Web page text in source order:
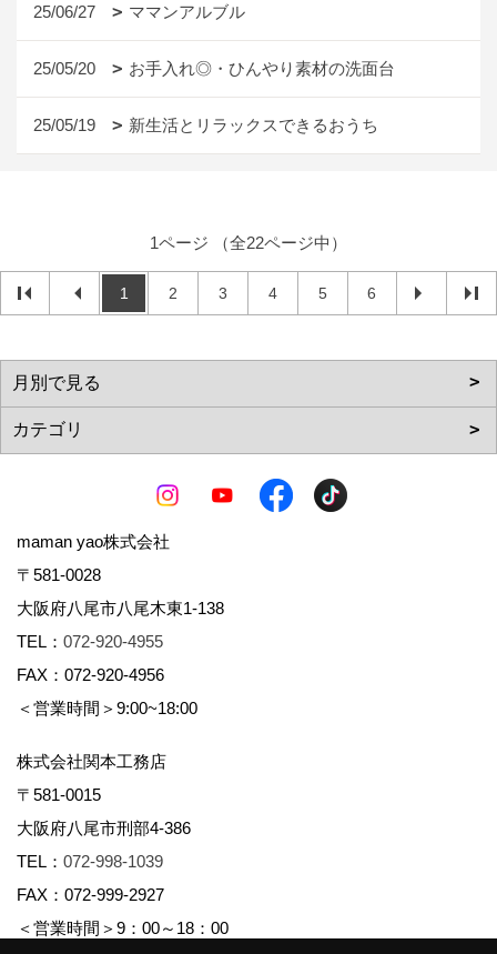
25/06/27 ママンアルブル
25/05/20 お手入れ◎・ひんやり素材の洗面台
25/05/19 新生活とリラックスできるおうち
1ページ （全22ページ中）
1 2 3 4 5 6
maman yao株式会社
〒581-0028
大阪府八尾市八尾木東1-138
TEL： 072-920-4955
FAX：072-920-4956
＜営業時間＞9:00~18:00
株式会社関本工務店
〒581-0015
大阪府八尾市刑部4-386
TEL： 072-998-1039
FAX：072-999-2927
＜営業時間＞9：00～18：00